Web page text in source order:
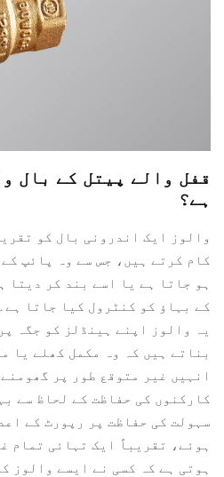
قفل والے پیتل کے بال
ہے؟
کام کرتے ہیں، جس سے وہ پائپ
ہو جاتا ہے یا اسے بند کر دیتا
کے بہاؤ کو کنٹرول کیا جاتا
یہ والوز اپنے ہینڈلز کو جگہ
بناتے ہیں کہ وہ مکمل کھلے یا
انہیں غیر متوقع طور پر
سہولت کی حفاظت پر رپورٹ کے
ہوئے، تقریباً ایک تہائی تمام
ہوتی ہے کہ کسی نے ایسے والوز